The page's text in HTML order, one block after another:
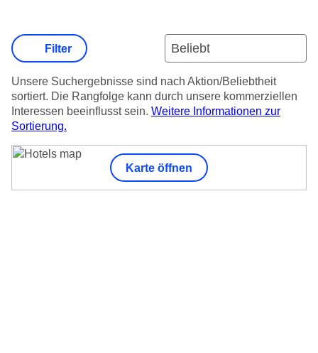
Unsere Suchergebnisse sind nach Aktion/Beliebtheit
sortiert. Die Rangfolge kann durch unsere kommerziellen
Interessen beeinflusst sein. Weitere Informationen zur
Sortierung.
Karte öffnen
Filter